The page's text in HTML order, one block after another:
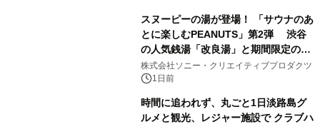
スヌーピーの湯が登場！ 「サウナのあ
とに楽しむPEANUTS」第2弾 渋谷
の人気銭湯「改良湯」と期間限定のコ
ラボレーション サウナイキタイコラ
ボグッズも発売決定！
株式会社ソニー・クリエイティブプロダクツ
1日前
時間に追われず、丸ごと1日淡路島グ
ルメと観光、レジャー施設で クラブハ